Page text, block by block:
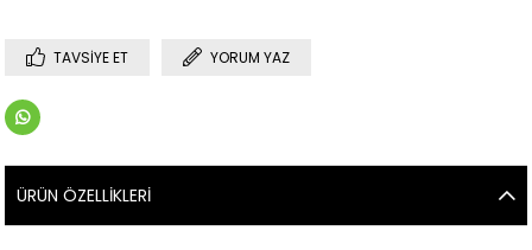
TAVSIYE ET YORUM YAZ
ÜRÜN ÖZELLIKLERI